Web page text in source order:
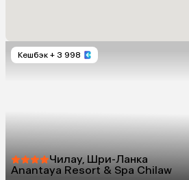
Кешбэк + 3 998
Чилау, Шри-Ланка
Anantaya Resort & Spa Chilaw